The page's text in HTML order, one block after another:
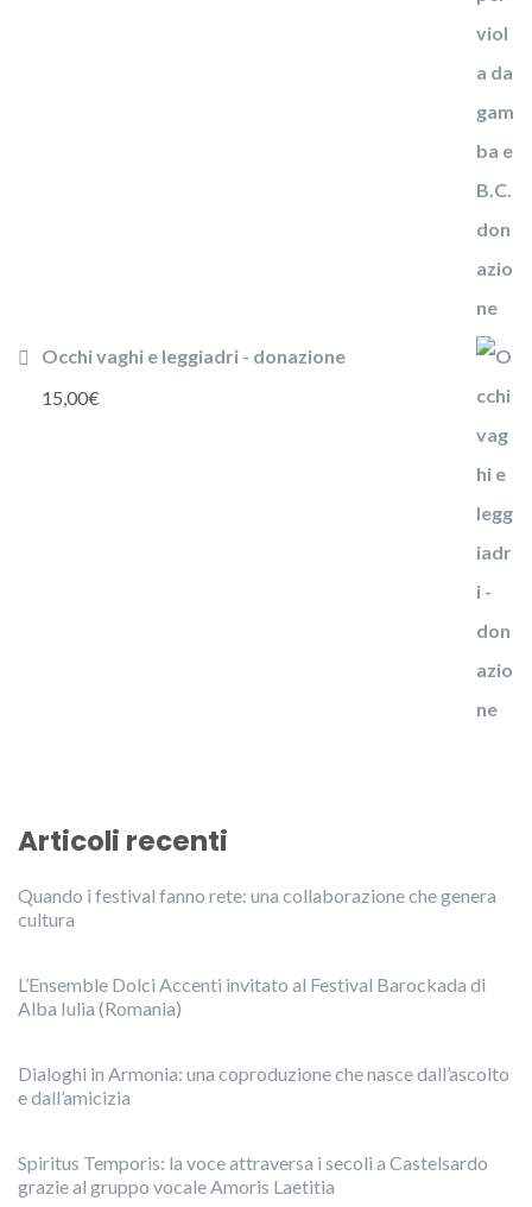
Occhi vaghi e leggiadri - donazione
15,00€
Articoli recenti
Quando i festival fanno rete: una collaborazione che genera
cultura
L’Ensemble Dolci Accenti invitato al Festival Barockada di
Alba Iulia (Romania)
Dialoghi in Armonia: una coproduzione che nasce dall’ascolto
e dall’amicizia
Spiritus Temporis: la voce attraversa i secoli a Castelsardo
grazie al gruppo vocale Amoris Laetitia